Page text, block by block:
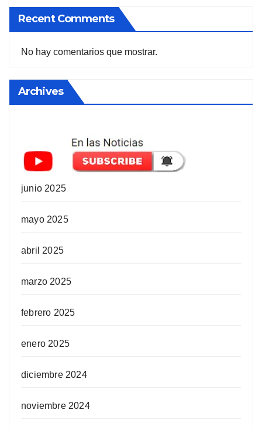
Recent Comments
No hay comentarios que mostrar.
Archives
junio 2025
mayo 2025
abril 2025
marzo 2025
febrero 2025
enero 2025
diciembre 2024
noviembre 2024